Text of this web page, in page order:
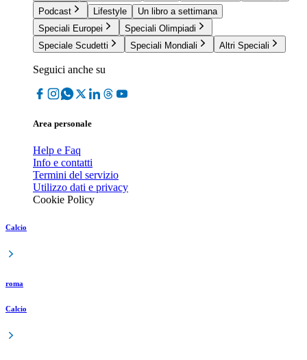
Podcast
Lifestyle
Un libro a settimana
Speciali Europei
Speciali Olimpiadi
Speciale Scudetti
Speciali Mondiali Altri Speciali
Seguici anche su
Area personale
Help e Faq
Info e contatti
Termini del servizio
Utilizzo dati e privacy
Cookie Policy
Calcio
roma
Calcio